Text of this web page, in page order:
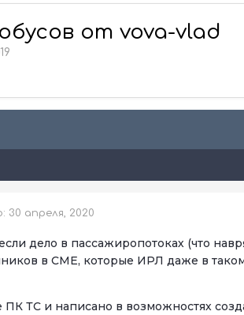
от vova-vlad
30 апреля, 2020
дело в пассажиропотоках (что
в СМЕ, которые ИРЛ даже в
ПК ТС и написано в возможностях